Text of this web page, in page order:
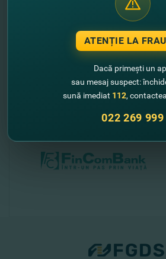
Дополнительная информация по тел:
Alte noutati
ATENȚIE LA
Dacă primești un
sau mesaj suspect:
sună imediat 112,
022 269 999